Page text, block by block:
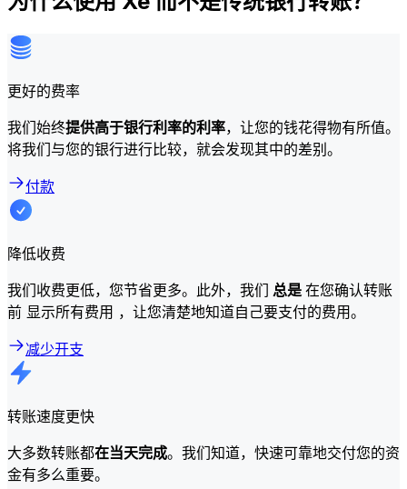
更好的费率
我们始终提供高于银行利率的利率，让您的钱花得物有所值。
将我们与您的银行进行比较，就会发现其中的差别。
付款
降低收费
我们收费更低，您节省更多。此外，我们 总是在您确认转账
前 显示所有费用 ，让您清楚地知道自己要支付的费用。
减少开支
转账速度更快
大多数转账都在当天完成。我们知道，快速可靠地交付您的资
金有多么重要。